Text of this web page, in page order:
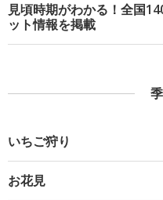
見頃時期がわかる！全国
ット情報を掲載
いちご狩り
お花見